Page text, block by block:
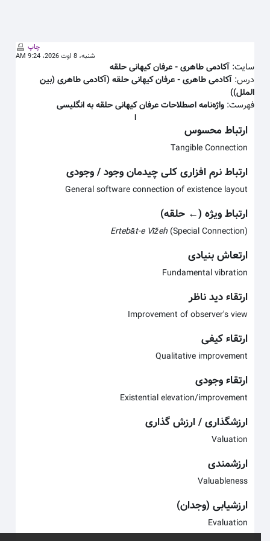
چاپ
شنبه، 8 اوت 2026، 9:24 AM
سایت:آکادمی طاهری - عرفان كيهانی حلقه
درس:آکادمی طاهری - عرفان كيهانی حلقه (آکادمی طاهری (بین
الملل))
فهرست:واژه‌نامه اصطلاحات عرفان کیهانی حلقه به انگلیسی
ارتباط محسوس
Tangible Connection
ارتباط نرم افزاری کلی چیدمان وجود / وجودی
General software connection of existence layout
ارتباط ویژه (← حلقه)
Ertebāt-e Vīžeh(Special Connection)
ارتعاش بنیادی
Fundamental vibration
ارتقاء دید ناظر
Improvement of observer's view
ارتقاء کیفی
Qualitative improvement
ارتقاء وجودی
Existential elevation/improvement
ارزشگذاری / ارزش گذاری
Valuation
ارزشمندی
Valuableness
ارزشیابی (وجدان)
Evaluation